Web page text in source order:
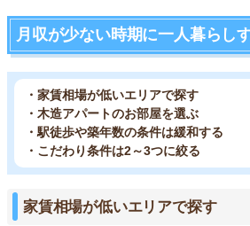
月収が少ない時期に一人暮らし
・家賃相場が低いエリアで探す
・木造アパートのお部屋を選ぶ
・駅徒歩や築年数の条件は緩和する
・こだわり条件は2～3つに絞る
家賃相場が低いエリアで探す